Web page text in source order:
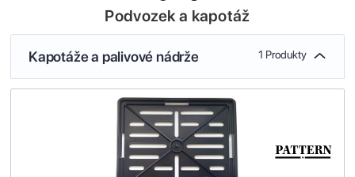
Podvozek a kapotáž
Kapotáže a palivové nádrže 1 Produkty